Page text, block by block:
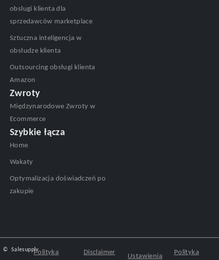
obslugi klienta dla
sprzedawców marketplace
Sztuczna inteligencja w
obsłudze klienta
Outsourcing obsługi klienta
Amazon
Zwroty
Międzynarodowe Zwroty w
Ecommerce
Szybkie łącza
Home
Wakaty
Optymalizacja doświadczeń po
zakupie
© SalesupplyPolityka Disclaimer
Ustawienia
Polityka